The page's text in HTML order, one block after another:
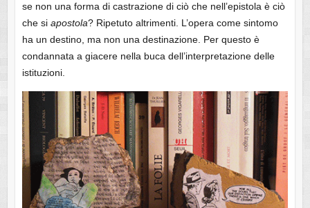
se non una forma di castrazione di ciò che nell’epistola è ciò
che si apostola? Ripetuto altrimenti. L’opera come sintomo
ha un destino, ma non una destinazione. Per questo è
condannata a giacere nella buca dell’interpretazione delle
istituzioni.